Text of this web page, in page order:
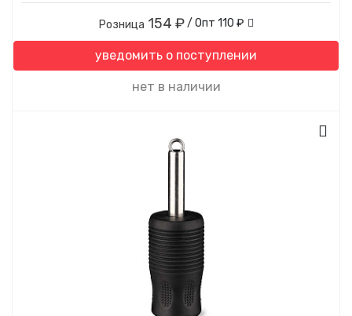
Розница 154 ₽ / Опт 110 ₽
уведомить о поступлении
нет в наличии